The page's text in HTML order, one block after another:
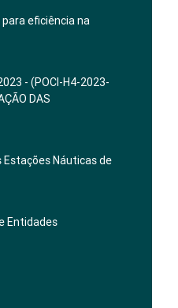
eficiência na
- (POCI-H4-2023-
DAS
Náuticas de
Entidades